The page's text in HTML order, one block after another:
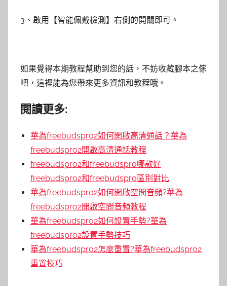
3、啟用【智能佩戴檢測】右側的開關即可。
如果覺得本期教程幫助到您的話，不妨收藏腳本之傢
吧，這裡能為您帶來更多資訊和教程哦。
閱讀更多:
華為freebudspro2如何開啟高清通話？華為
freebudspro2開啟高清通話教程
freebudspro2和freebudspro哪款好
freebudspro2和freebudspro區別對比
華為freebudspro2如何開啟空間音頻?華為
freebudspro2開啟空間音頻教程
華為freebudspro2如何設置手勢?華為
freebudspro2設置手勢技巧
華為freebudspro2怎麼重置?華為freebudspro2
重置技巧